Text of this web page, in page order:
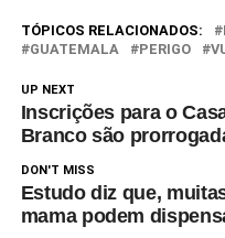
TÓPICOS RELACIONADOS:
GUATEMALA
PERIGO
UP NEXT
Inscrições para o
Branco são
DON'T MISS
Estudo diz que,
mama podem